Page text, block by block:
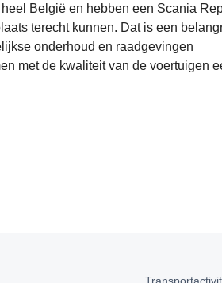
België en hebben een Scania
terecht kunnen. Dat is een
onderhoud en raadgevingen
met de kwaliteit van de voertuigen